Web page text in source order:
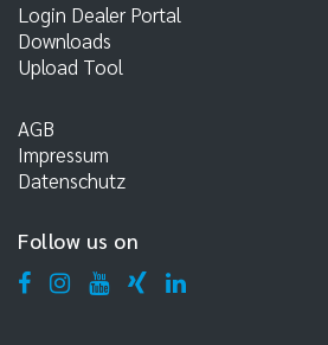
Login Dealer Portal
Downloads
Upload Tool
AGB
Impressum
Datenschutz
Follow us on